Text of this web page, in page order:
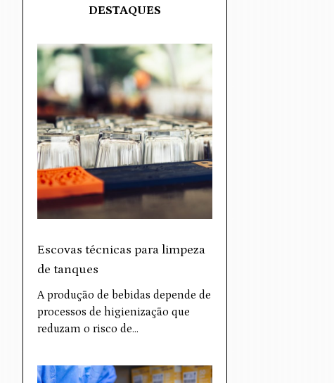
DESTAQUES
Escovas técnicas para limpeza
de tanques
A produção de bebidas depende de
processos de higienização que
reduzam o risco de…